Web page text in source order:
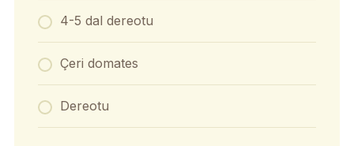
4-5 dal dereotu
Çeri domates
Dereotu